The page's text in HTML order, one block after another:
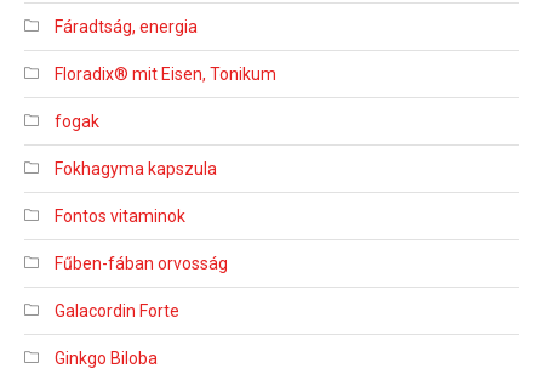
Fáradtság, energia
Floradix® mit Eisen, Tonikum
fogak
Fokhagyma kapszula
Fontos vitaminok
Fűben-fában orvosság
Galacordin Forte
Ginkgo Biloba